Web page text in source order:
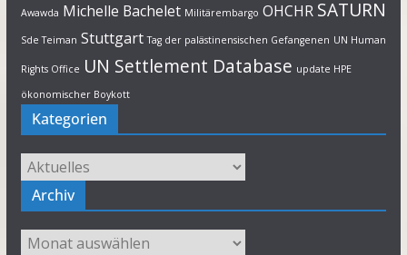
Awawda Michelle Bachelet Militärembargo OHCHR SATURN
Sde Teiman Stuttgart Tag der palästinensischen Gefangenen UN Human
Rights Office UN Settlement Database update HPE
ökonomischer Boykott
Kategorien
Kategorien
Archiv
Archiv